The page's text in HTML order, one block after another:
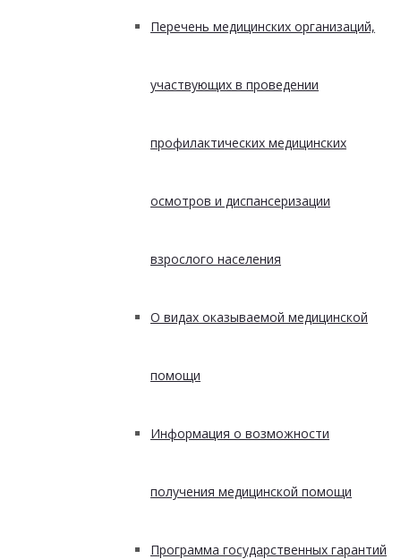
Перечень медицинских организаций,
участвующих в проведении
профилактических медицинских
осмотров и диспансеризации
взрослого населения
О видах оказываемой медицинской
помощи
Информация о возможности
получения медицинской помощи
Программа государственных гарантий